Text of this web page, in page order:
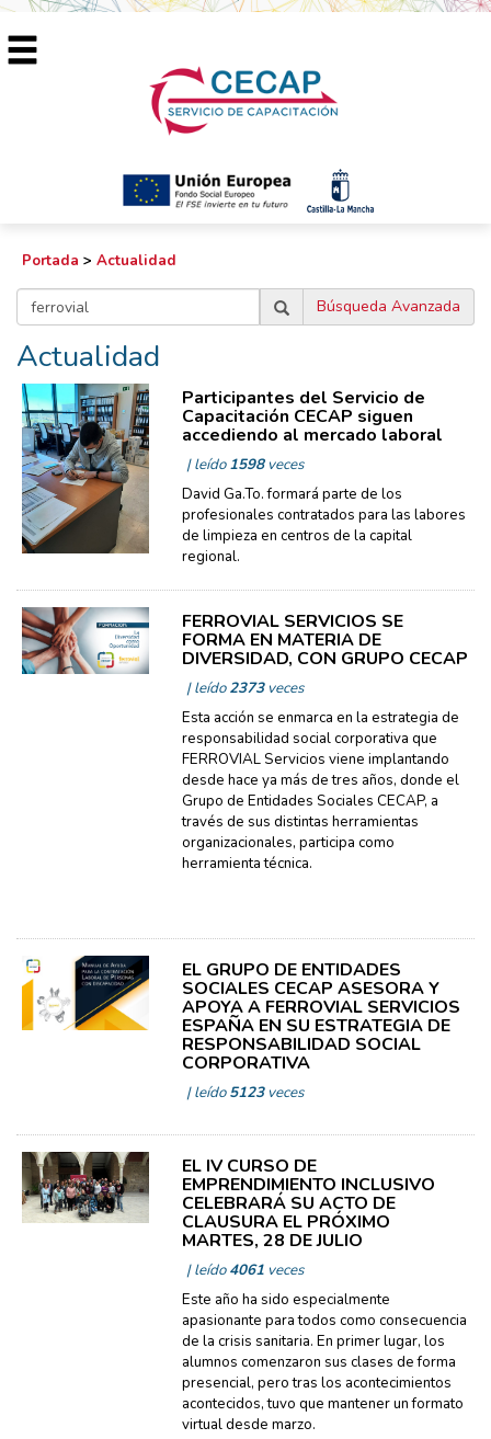
Portada > Actualidad
Búsqueda Avanzada
Actualidad
Participantes del Servicio de
Capacitación CECAP siguen
accediendo al mercado laboral
| leído1598veces
David Ga.To. formará parte de los
profesionales contratados para las labores
de limpieza en centros de la capital
regional.
FERROVIAL SERVICIOS SE
FORMA EN MATERIA DE
DIVERSIDAD, CON GRUPO CECAP
| leído2373veces
Esta acción se enmarca en la estrategia de
responsabilidad social corporativa que
FERROVIAL Servicios viene implantando
desde hace ya más de tres años, donde el
Grupo de Entidades Sociales CECAP, a
través de sus distintas herramientas
organizacionales, participa como
herramienta técnica.
EL GRUPO DE ENTIDADES
SOCIALES CECAP ASESORA Y
APOYA A FERROVIAL SERVICIOS
ESPAÑA EN SU ESTRATEGIA DE
RESPONSABILIDAD SOCIAL
CORPORATIVA
| leído5123veces
EL IV CURSO DE
EMPRENDIMIENTO INCLUSIVO
CELEBRARÁ SU ACTO DE
CLAUSURA EL PRÓXIMO
MARTES, 28 DE JULIO
| leído4061veces
Este año ha sido especialmente
apasionante para todos como consecuencia
de la crisis sanitaria. En primer lugar, los
alumnos comenzaron sus clases de forma
presencial, pero tras los acontecimientos
acontecidos, tuvo que mantener un formato
virtual desde marzo.